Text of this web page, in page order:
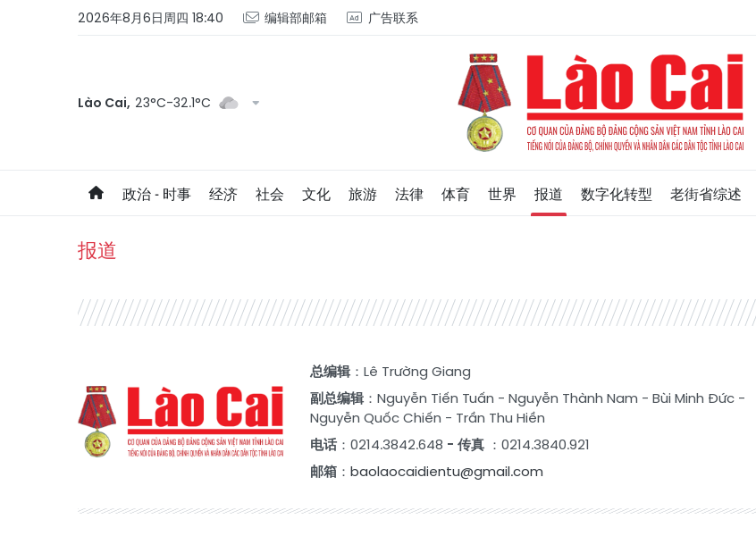
2026年8月6日周四 18:40 编辑部邮箱 广告联系
Lào Cai, 23°C-32.1°C
政治 - 时事 经济 社会 文化 旅游 法律 体育 世界 报道 数字化转型 老街省综述
报道
总编辑：Lê Trường Giang
副总编辑： Nguyễn Tiến Tuấn - Nguyễn Thành Nam - Bùi Minh Đức -
Nguyễn Quốc Chiến - Trần Thu Hiền
电话 ：0214.3842.648 - 传真 ：0214.3840.921
邮箱 ： baolaocaidientu@gmail.com